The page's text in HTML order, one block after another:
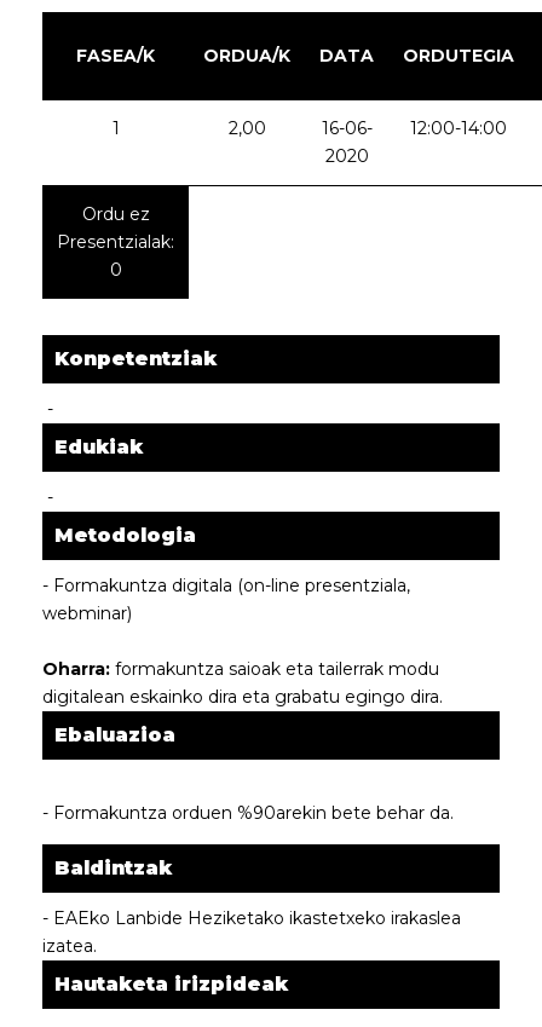
FASEA/K ORDUA/K DATA ORDUTEGIA
1 2,00
16-06-
2020
12:00-14:00
Ordu ez
Presentzialak:
0
Konpetentziak
-
Edukiak
-
Metodologia
- Formakuntza digitala (on-line presentziala,
webminar)
Oharra: formakuntza saioak eta tailerrak modu
digitalean eskainko dira eta grabatu egingo dira.
Ebaluazioa
- Formakuntza orduen %90arekin bete behar da.
Baldintzak
- EAEko Lanbide Heziketako ikastetxeko irakaslea
izatea.
Hautaketa irizpideak